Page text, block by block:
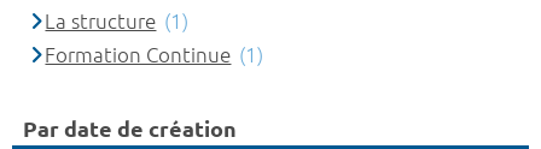
La structure (1)
Formation Continue (1)
Par date de création